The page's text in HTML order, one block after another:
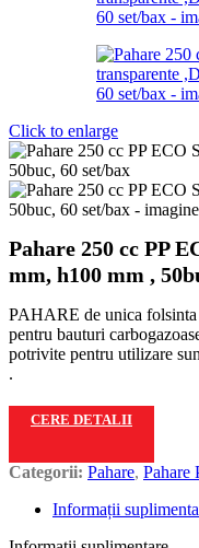
Click to enlarge
Pahare 250 cc PP
mm, h100 mm ,
PAHARE de unica
pentru bauturi
potrivite pentru utilizare
.
CERE DETALII
Categorii: Pahare, Pahare
Informații